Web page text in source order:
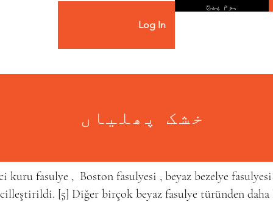
Log In
ہوم پیج
fasulye , Boston fasulyesi , beyaz bezelye
[5] Diğer birçok beyaz fasulye türünden